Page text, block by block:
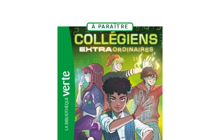
À PARAÎTRE